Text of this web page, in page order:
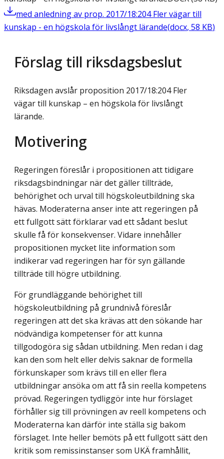
med anledning av prop. 2017/18:204 Fler vägar till
kunskap - en högskola för livslångt lärande(docx, 58 KB)
Förslag till riksdagsbeslut
Riksdagen avslår proposition 2017/18:204 Fler
vägar till kunskap – en högskola för livslångt
lärande.
Motivering
Regeringen föreslår i propositionen att tidigare
riksdagsbindningar när det gäller tillträde,
behörighet och urval till högskoleutbildning ska
hävas. Moderaterna anser inte att regeringen på
ett fullgott sätt förklarar vad ett sådant beslut
skulle få för konsekvenser. Vidare innehåller
propositionen mycket lite information som
indikerar vad regeringen har för syn gällande
tillträde till högre utbildning.
För grundläggande behörighet till
högskoleutbildning på grundnivå föreslår
regeringen att det ska krävas att den sökande har
nödvändiga kompetenser för att kunna
tillgodogöra sig sådan utbildning. Men redan i dag
kan den som helt eller delvis saknar de formella
förkunskaper som krävs till en eller flera
utbildningar ansöka om att få sin reella kompetens
prövad. Regeringen tydliggör inte hur förslaget
förhåller sig till prövningen av reell kompetens och
Moderaterna kan därför inte ställa sig bakom
förslaget. Inte heller bemöts på ett fullgott sätt den
kritik som remissinstanser som UKÄ framhållit,